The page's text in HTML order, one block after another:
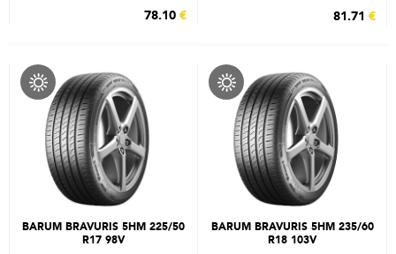
78.10 € 81.71 €
BARUM BRAVURIS 5HM 225/50
R17 98V
BARUM BRAVURIS 5HM 235/60
R18 103V